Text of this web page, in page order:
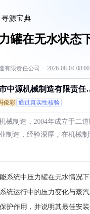
寻源宝典
罐在无水状态
有限责任公司 · 2026-08-04
中源机械制造有限责任
俊彩 通过真实性核验
械制造，2004年成立于二
制造，经验深厚，在机械
系统中压力罐在无水情况
统运行中的压力变化与蒸
护作用，并说明其最佳安装